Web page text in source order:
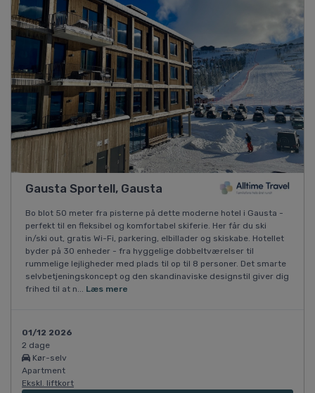
Gausta Sportell, Gausta
Bo blot 50 meter fra pisterne på dette moderne hotel i Gausta -
perfekt til en fleksibel og komfortabel skiferie. Her får du ski
in/ski out, gratis Wi-Fi, parkering, elbillader og skiskabe. Hotellet
byder på 30 enheder - fra hyggelige dobbeltværelser til
rummelige lejligheder med plads til op til 8 personer. Det smarte
selvbetjeningskoncept og den skandinaviske designstil giver dig
frihed til at n... Læs mere
01/12 2026
2 dage
Kør-selv
Apartment
Ekskl. liftkort